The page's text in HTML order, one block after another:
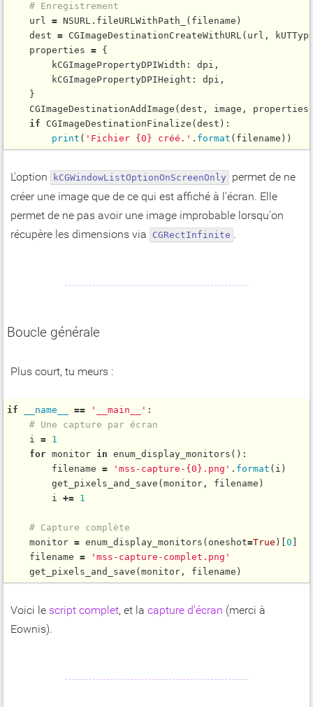
# Enregistrement
    url
= NSURL. fileURLWithPath_
(filename)
    dest
= CGImageDestinationCreateWithURL(url,
    properties
= {
        kCGImagePropertyDPIWidth: dpi,
        kCGImagePropertyDPIHeight: dpi,
    }
CGImageDestinationAddImage (dest, image,
if
CGImageDestinationFinalize (dest):
print ( 'Fichier {0} créé.' . format
L'option kCGWindowListOptionOnScreenOnly
permet de ne
créer une image que de ce qui est affiché à l'écran. Elle
permet de ne pas avoir une image improbable lorsqu'on
récupère les dimensions via
CGRectInfinite .
Boucle générale
Plus court, tu meurs :
if __name__ == '__main__' :
# Une capture par écran
    i
= 1
for monitor in enum_display_monitors ():
        filename
= 'mss-capture-{0}.png' . format (i)
get_pixels_and_save (monitor, filename)
        i
+= 1
# Capture complète
    monitor
= enum_display_monitors (oneshot=True )[ 0
    filename
=
'mss-capture-complet.png'
get_pixels_and_save
Voici le script complet, et la capture d'écran (merci à
Eownis).